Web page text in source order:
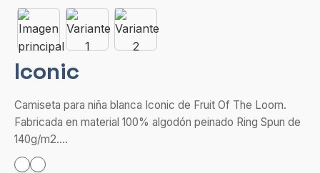
Iconic
Camiseta para niña blanca Iconic de Fruit Of The Loom.
Fabricada en material 100% algodón peinado Ring Spun de
140g/m2....